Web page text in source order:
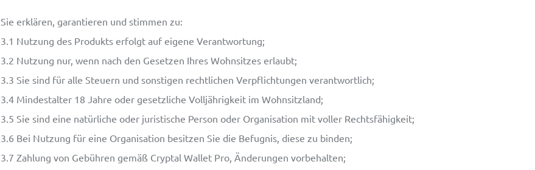
Sie erklären, garantieren und stimmen zu:
3.1 Nutzung des Produkts erfolgt auf eigene Verantwortung;
3.2 Nutzung nur, wenn nach den Gesetzen Ihres Wohnsitzes erlaubt;
3.3 Sie sind für alle Steuern und sonstigen rechtlichen Verpflichtungen verantwortlich;
3.4Mindestalter 18 Jahre oder gesetzliche Volljährigkeit im Wohnsitzland;
3.5 Sie sind eine natürliche oder juristische Person oder Organisation mit voller Rechtsfähigkeit;
3.6 Bei Nutzung für eine Organisation besitzen Sie die Befugnis, diese zu binden;
3.7 Zahlung von Gebühren gemäß Cryptal Wallet Pro, Änderungen vorbehalten;